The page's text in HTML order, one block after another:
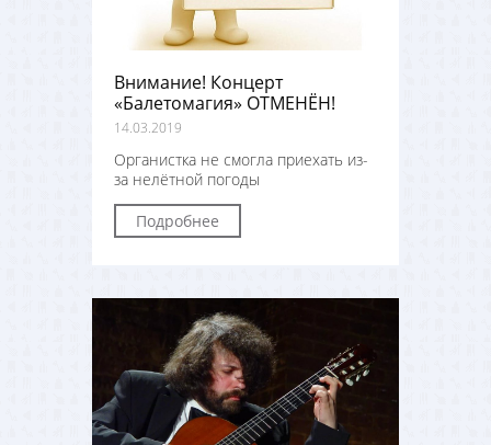
Внимание! Концерт
«Балетомагия» ОТМЕНЁН!
14.03.2019
Органистка не смогла приехать из-
за нелётной погоды
Подробнее